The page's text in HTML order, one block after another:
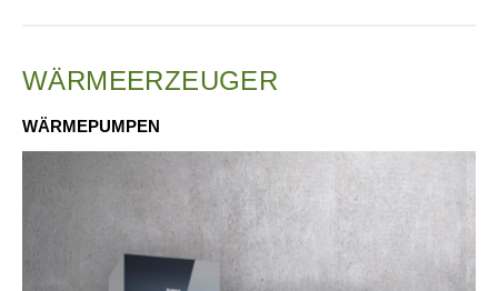
WÄRMEERZEUGER
WÄRMEPUMPEN